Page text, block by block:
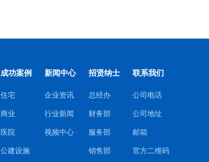
成功案例
住宅
商业
医院
公建设施
新闻中心
企业资讯
行业新闻
视频中心
招贤纳士
总经办
财务部
服务部
销售部
联系我们
公司电话
公司地址
邮箱
官方二维码